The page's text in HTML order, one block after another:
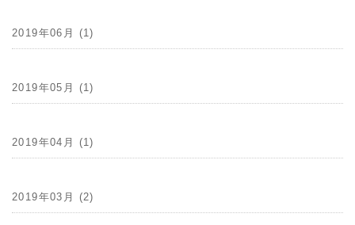
2019年06月 (1)
2019年05月 (1)
2019年04月 (1)
2019年03月 (2)